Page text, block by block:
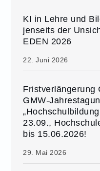
KI in Lehre und
jenseits der
EDEN 2026
22. Juni 2026
Fristverlängerung
GMW-
23.09.,
bis 15.06.2026!
29. Mai 2026